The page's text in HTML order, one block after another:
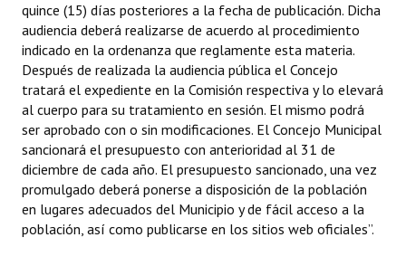
Audiencias Públicas - Registro
Mujeres que Dejaron Huellas - Registro
Periodistas Decanos - Registro
Ciudadano Ilustre - Registro
Banca del Vecino - Registro
Huéspedes de Honor - Registro
quince (15) días posteriores a la fecha de publicación. Dicha
audiencia deberá realizarse de acuerdo al procedimiento
indicado en la ordenanza que reglamente esta materia.
Después de realizada la audiencia pública el Concejo
tratará el expediente en la Comisión respectiva y lo elevará
al cuerpo para su tratamiento en sesión. El mismo podrá
ser aprobado con o sin modificaciones. El Concejo Municipal
sancionará el presupuesto con anterioridad al 31 de
diciembre de cada año. El presupuesto sancionado, una vez
promulgado deberá ponerse a disposición de la población
en lugares adecuados del Municipio y de fácil acceso a la
población, así como publicarse en los sitios web oficiales”.